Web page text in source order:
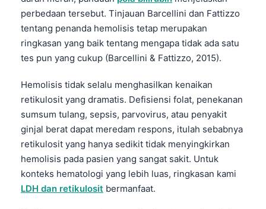
perbedaan tersebut. Tinjauan Barcellini dan Fattizzo
tentang penanda hemolisis tetap merupakan
ringkasan yang baik tentang mengapa tidak ada satu
tes pun yang cukup (Barcellini & Fattizzo, 2015).
Hemolisis tidak selalu menghasilkan kenaikan
retikulosit yang dramatis. Defisiensi folat, penekanan
sumsum tulang, sepsis, parvovirus, atau penyakit
ginjal berat dapat meredam respons, itulah sebabnya
retikulosit yang hanya sedikit tidak menyingkirkan
hemolisis pada pasien yang sangat sakit. Untuk
konteks hematologi yang lebih luas, ringkasan kami
LDH dan retikulosit bermanfaat.
Cebuano
ئۇيغۇرچە
Кыргызча
Татар теле
Беларуская мова
Esperanto
Ślōnskŏ gŏdka
Norsk bokmål